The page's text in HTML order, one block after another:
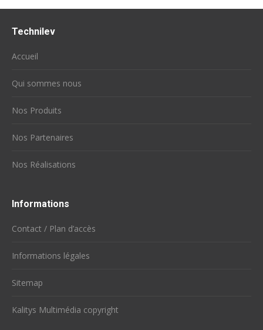
Technilev
Accueil
Qui sommes nous
Nos Produits
Nos Partenaires
Nos Réalisations
Informations
Contact / Plan d’accès
Informations légales
Sitemap
Kalitys Multimédia copyright